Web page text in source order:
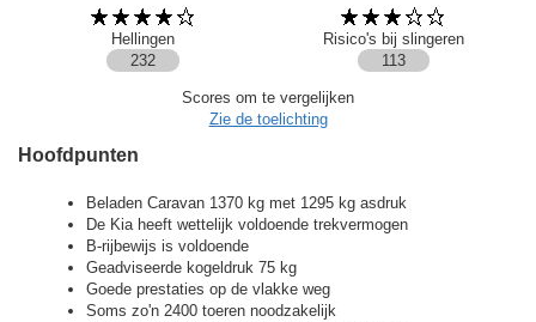
Hellingen
Risico's bij slingeren
232
113
Scores om te vergelijken
Zie de toelichting
Hoofdpunten
Beladen Caravan 1370 kg met 1295 kg asdruk
De Kia heeft wettelijk voldoende trekvermogen
B-rijbewijs is voldoende
Geadviseerde kogeldruk 75 kg
Goede prestaties op de vlakke weg
Soms zo'n 2400 toeren noodzakelijk